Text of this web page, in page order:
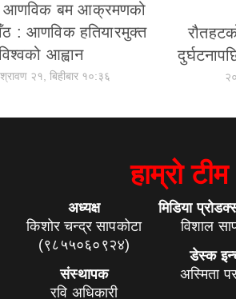
आणविक बम आक्रमणको
: आणविक हतियारमुक्त
आह्वान
२१, बिहीबार १०:३६
हाम्रो टीम
अध्यक्ष
किशोर चन्द्र सापकोटा
(९८५५०६०९२४)
संस्थापक
रवि अधिकारी
मिडिया
विशाल
डेस्क
अस्मिता